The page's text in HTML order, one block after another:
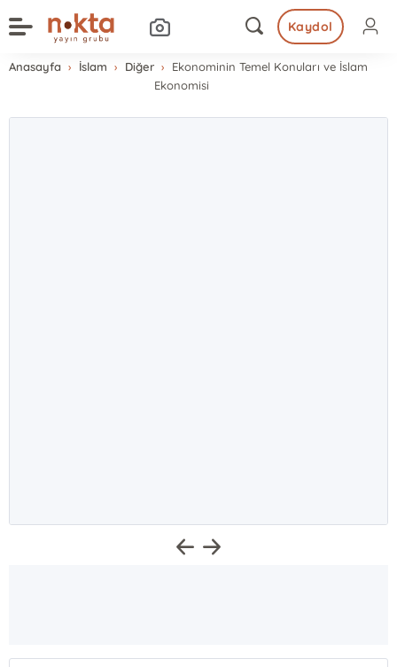
Kaydol
Anasayfa İslam Diğer
Ekonominin Temel Konuları ve İslam
Ekonomisi